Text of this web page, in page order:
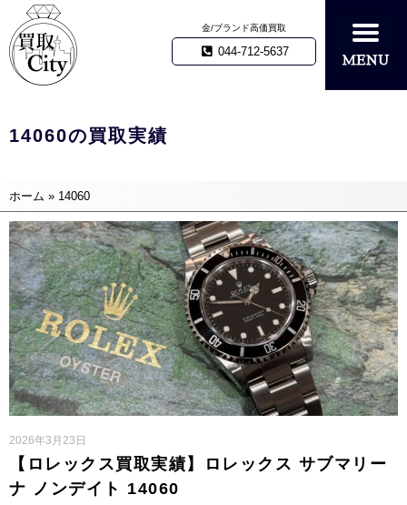
金/ブランド高価買取
044-712-5637
14060の買取実績
ホーム » 14060
【ロレックス買取実績】ロレックス サブマリー
ナ ノンデイト 14060
2026年3月23日